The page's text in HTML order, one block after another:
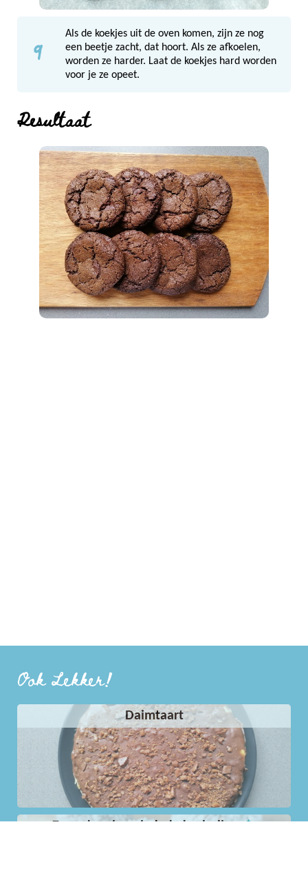
9
Als de koekjes uit de oven komen, zijn ze nog
een beetje zacht, dat hoort. Als ze afkoelen,
worden ze harder. Laat de koekjes hard worden
voor je ze opeet.
Resultaat
Ook Lekker!
Daimtaart